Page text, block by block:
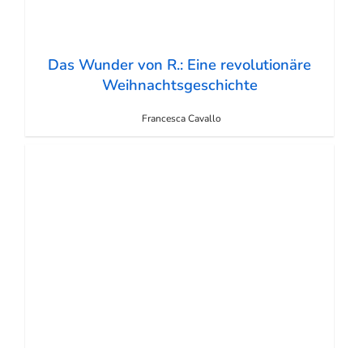
Das Wunder von R.: Eine revolutionäre
Weihnachtsgeschichte
Francesca Cavallo